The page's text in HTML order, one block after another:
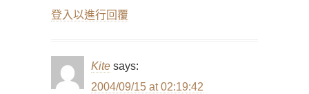
登入以進行回覆
Kite says:
2004/09/15 at 02:19:42